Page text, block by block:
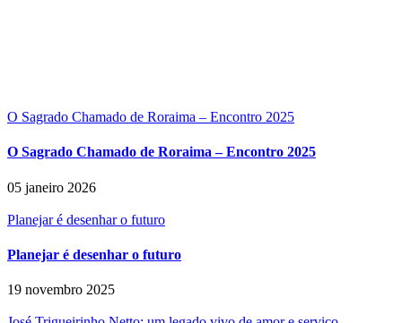
O Sagrado Chamado de Roraima – Encontro 2025
O Sagrado Chamado de Roraima – Encontro 2025
05 janeiro 2026
Planejar é desenhar o futuro
Planejar é desenhar o futuro
19 novembro 2025